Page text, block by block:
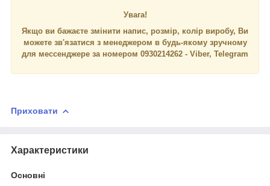
Увага!
Якщо ви бажаєте змінити напис, розмір, колір виробу, Ви
можете зв'язатися з менеджером в будь-якому зручному
для мессенджере за номером 0930214262 - Viber, Telegram
Приховати
Характеристики
Основні